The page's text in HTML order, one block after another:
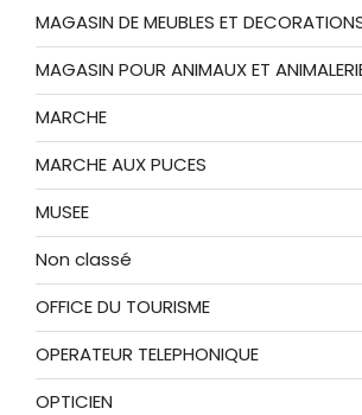
MAGASIN DE MEUBLES ET
MAGASIN POUR ANIMAUX ET
MARCHE
MARCHE AUX PUCES
MUSEE
Non classé
OFFICE DU TOURISME
OPERATEUR TELEPHONIQUE
OPTICIEN